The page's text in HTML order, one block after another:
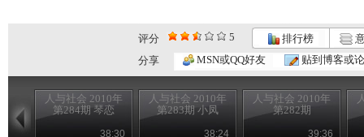
评分 5 排行榜
分享
MSN或QQ好友 贴到博客或
人与社会 2010年
第284期 琴恋
38:30
人与社会 2010年
第283期 小凤
38:24
人与社会 2010年
第282期
39:36